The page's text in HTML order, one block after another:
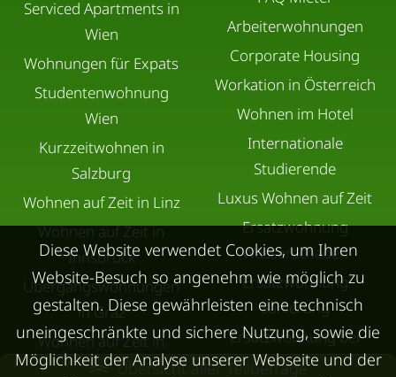
Übersicht aller Teilbeträge
Serviced Apartments in
Wien
Wohnungen für Expats
Studentenwohnung
Wien
Kurzzeitwohnen in
Salzburg
Wohnen auf Zeit in Linz
Wohnen auf Zeit in
Innsbruck
Übergangswohnungen
in Graz
Wohnen auf Zeit in
Villach
Arbeiterwohnungen
Corporate Housing
Workation in Österreich
Wohnen im Hotel
Internationale
Studierende
Luxus Wohnen auf Zeit
Ersatzwohnung
Wasserschaden
Ersatzwohnung
Sanierung
Ersatzwohnung bei
Schimmel
Diese Website verwendet Cookies, um Ihren
Website-Besuch so angenehm wie möglich zu
gestalten. Diese gewährleisten eine technisch
uneingeschränkte und sichere Nutzung, sowie die
Möglichkeit der Analyse unserer Webseite und der